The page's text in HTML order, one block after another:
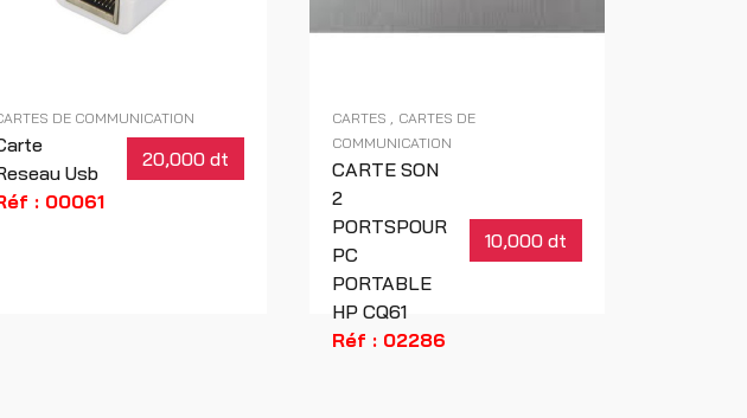
DE COMMUNICATION
Usb
20,000 dt
: 00061
CARTES
CARTES DE
COMMUNICATION
CARTE SON
2
PORTSPOUR
PC
PORTABLE
HP CQ61
10,000 dt
Réf : 02286